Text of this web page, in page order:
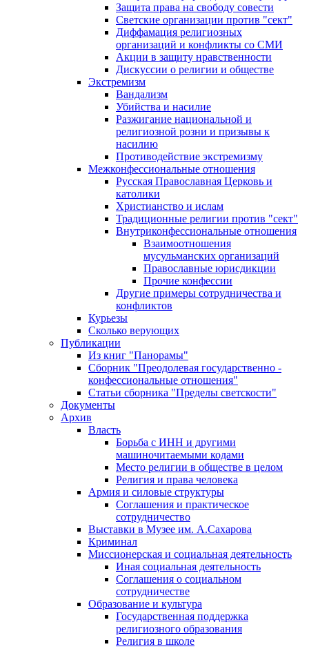
Защита права на свободу совести
Светские организации против "сект"
Диффамация религиозных
организаций и конфликты со СМИ
Акции в защиту нравственности
Дискуссии о религии и обществе
Экстремизм
Вандализм
Убийства и насилие
Разжигание национальной и
религиозной розни и призывы к
насилию
Противодействие экстремизму
Межконфессиональные отношения
Русская Православная Церковь и
католики
Христианство и ислам
Традиционные религии против "сект"
Внутриконфессиональные отношения
Взаимоотношения
мусульманских организаций
Православные юрисдикции
Прочие конфессии
Другие примеры сотрудничества и
конфликтов
Курьезы
Сколько верующих
Публикации
Из книг "Панорамы"
Сборник "Преодолевая государственно -
конфессиональные отношения"
Статьи сборника "Пределы светскости"
Документы
Архив
Власть
Борьба с ИНН и другими
машиночитаемыми кодами
Место религии в обществе в целом
Религия и права человека
Армия и силовые структуры
Соглашения и практическое
сотрудничество
Выставки в Музее им. А.Сахарова
Криминал
Миссионерская и социальная деятельность
Иная социальная деятельность
Соглашения о социальном
сотрудничестве
Образование и культура
Государственная поддержка
религиозного образования
Религия в школе